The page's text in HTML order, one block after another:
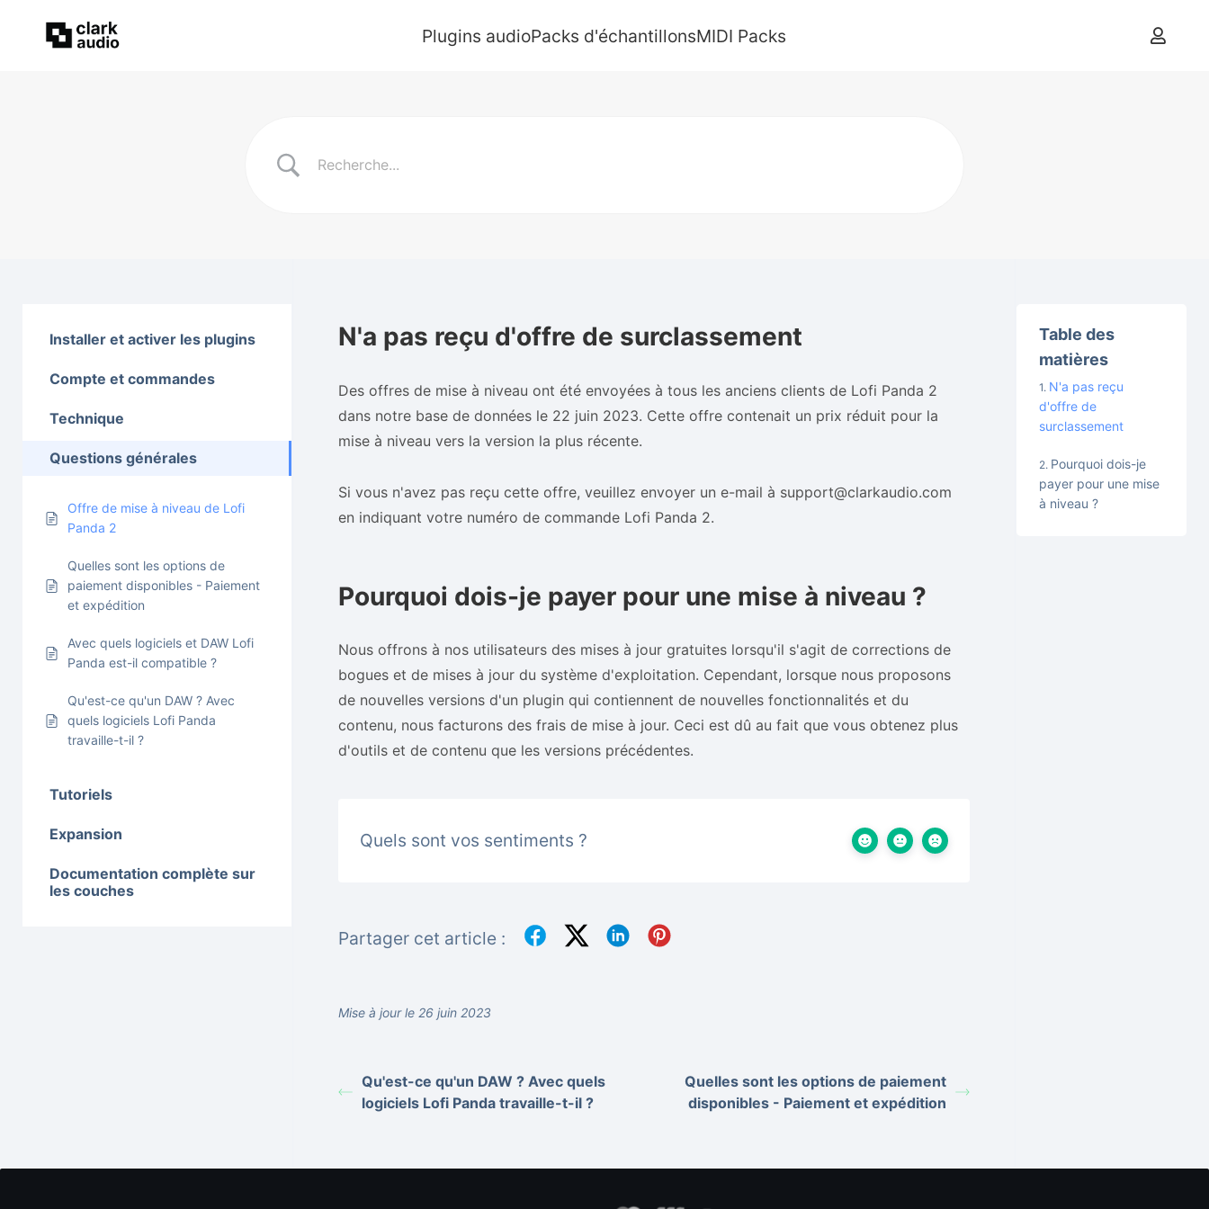
Plugins audioPacks d'échantillonsMIDI Packs
Installer et activer les plugins
Compte et commandes
Technique
Questions générales
Offre de mise à niveau de Lofi
Panda 2
Quelles sont les options de
paiement disponibles - Paiement
et expédition
Avec quels logiciels et DAW Lofi
Panda est-il compatible ?
Qu'est-ce qu'un DAW ? Avec
quels logiciels Lofi Panda
travaille-t-il ?
Tutoriels
Expansion
Documentation complète sur
les couches
N'a pas reçu d'offre de surclassement
Des offres de mise à niveau ont été envoyées à tous les anciens clients de Lofi Panda 2
dans notre base de données le 22 juin 2023. Cette offre contenait un prix réduit pour la
mise à niveau vers la version la plus récente.
Si vous n'avez pas reçu cette offre, veuillez envoyer un e-mail à support@clarkaudio.com
en indiquant votre numéro de commande Lofi Panda 2.
Pourquoi dois-je payer pour une mise à niveau ?
Nous offrons à nos utilisateurs des mises à jour gratuites lorsqu'il s'agit de corrections de
bogues et de mises à jour du système d'exploitation. Cependant, lorsque nous proposons
de nouvelles versions d'un plugin qui contiennent de nouvelles fonctionnalités et du
contenu, nous facturons des frais de mise à jour. Ceci est dû au fait que vous obtenez plus
d'outils et de contenu que les versions précédentes.
Quels sont vos sentiments ?
Partager cet article :
Mise à jour le 26 juin 2023
Qu'est-ce qu'un DAW ? Avec quels
logiciels Lofi Panda travaille-t-il ?
Quelles sont les options de paiement
disponibles - Paiement et expédition
Table des
matières
N'a pas reçu
d'offre de
surclassement
Pourquoi dois-je
payer pour une mise
à niveau ?